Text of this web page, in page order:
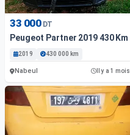
33 000 DT
Peugeot Partner 2019 430 Km
2019 430 000 km
Nabeul Il y a 1 mois